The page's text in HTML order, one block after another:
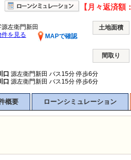
【月々返済額：
左衛門新田
MAPで確認
を見る
土地面積
間取り
口 源左衛門新田 バス15分 停歩6分
口 源左衛門新田 バス15分 停歩6分
概要 ローンシミュレーション